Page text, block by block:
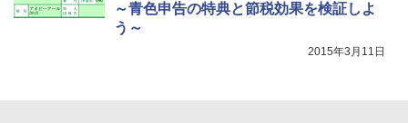
～青色申告の特典と節税効果を検証しよ
う～
2015年3月11日